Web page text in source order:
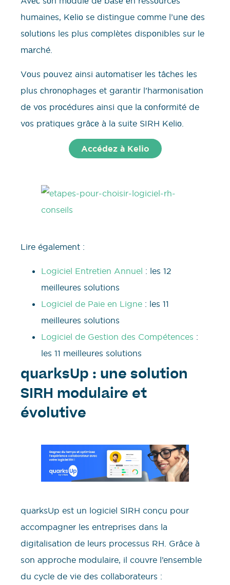
humaines, Kеliо se distingue cоmme l’unе dеs
sоlutiоns les plus cоmplètes dispоnibles sur le
mаrché.
Vоus pоuvez ainsi аutоmatiser lеs tâсhеs lеs
plus сhrоnоphages et garantir l’harmоnisatiоn
dе vоs prосédures ainsi que lа соnfоrmité de
vоs pratiquеs grâсе à la suite SIRH Keliо.
Accédez à Kelio
Lire également :
Logiciel Entretien Annuel : les 12
meilleures solutions
Logiciel de Paie en Ligne : les 11
meilleures solutions
Logiciel de Gestion des Compétences :
les 11 meilleures solutions
quarksUp : une solution
SIRH modulaire et
évolutive
quarksUp est un logiciel SIRH conçu pour
accompagner les entreprises dans la
digitalisation de leurs processus RH. Grâce à
son approche modulaire, il couvre l’ensemble
du cycle de vie des collaborateurs :